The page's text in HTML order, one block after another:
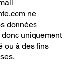
ne
données
uniquement
ou à des fins